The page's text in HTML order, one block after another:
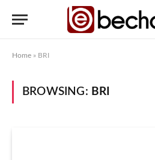
Home » BRI
BROWSING: BRI